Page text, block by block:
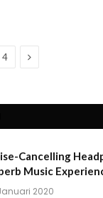
4 Next
Cancelling
Music
2020